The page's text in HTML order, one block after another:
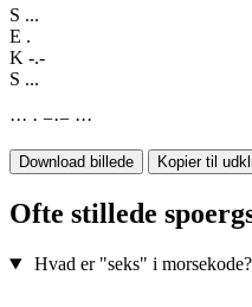
S ...
E .
K -.-
S ...
··· · −·− ···
Download billede Kopier til
Ofte stillede
Hvad er "seks" i morsekode?